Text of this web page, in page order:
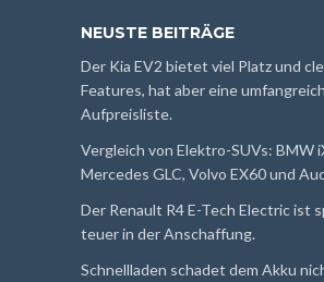
NEUSTE BEITRÄGE
Der Kia EV2 bietet viel Platz und
Features, hat aber eine
Aufpreisliste.
Vergleich von Elektro-SUVs: BMW
Mercedes GLC, Volvo EX60 und
Der Renault R4 E-Tech Electric ist
teuer in der Anschaffung.
Schnellladen schadet dem Akku